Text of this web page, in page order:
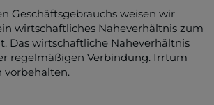
Geschäftsgebrauchs weisen wir
wirtschaftliches Naheverhältnis zum
Das wirtschaftliche Naheverhältnis
regelmäßigen Verbindung. Irrtum
vorbehalten.